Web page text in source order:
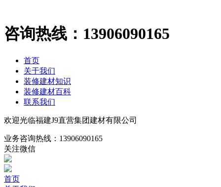
咨询热线： 13906090165
首页
关于我们
装修建材知识
装修建材百科
联系我们
欢迎光临福建J9直营集团建材有限公司
业务咨询热线： 13906090165
关注微信
首页